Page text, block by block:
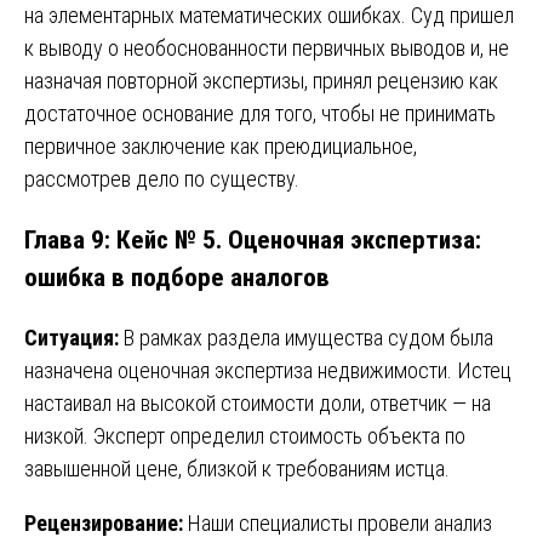
на элементарных математических ошибках. Суд пришел
к выводу о необоснованности первичных выводов и, не
назначая повторной экспертизы, принял рецензию как
достаточное основание для того, чтобы не принимать
первичное заключение как преюдициальное,
рассмотрев дело по существу.
Глава 9: Кейс № 5. Оценочная экспертиза:
ошибка в подборе аналогов
Ситуация: В рамках раздела имущества судом была
назначена оценочная экспертиза недвижимости. Истец
настаивал на высокой стоимости доли, ответчик — на
низкой. Эксперт определил стоимость объекта по
завышенной цене, близкой к требованиям истца.
Рецензирование: Наши специалисты провели анализ